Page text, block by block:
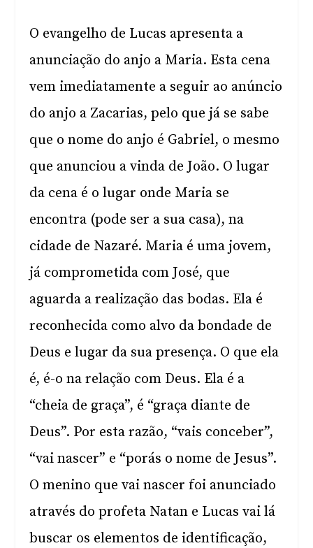
O evangelho de Lucas apresenta a
anunciação do anjo a Maria. Esta cena
vem imediatamente a seguir ao anúncio
do anjo a Zacarias, pelo que já se sabe
que o nome do anjo é Gabriel, o mesmo
que anunciou a vinda de João. O lugar
da cena é o lugar onde Maria se
encontra (pode ser a sua casa), na
cidade de Nazaré. Maria é uma jovem,
já comprometida com José, que
aguarda a realização das bodas. Ela é
reconhecida como alvo da bondade de
Deus e lugar da sua presença. O que ela
é, é-o na relação com Deus. Ela é a
“cheia de graça”, é “graça diante de
Deus”. Por esta razão, “vais conceber”,
“vai nascer” e “porás o nome de Jesus”.
O menino que vai nascer foi anunciado
através do profeta Natan e Lucas vai lá
buscar os elementos de identificação,